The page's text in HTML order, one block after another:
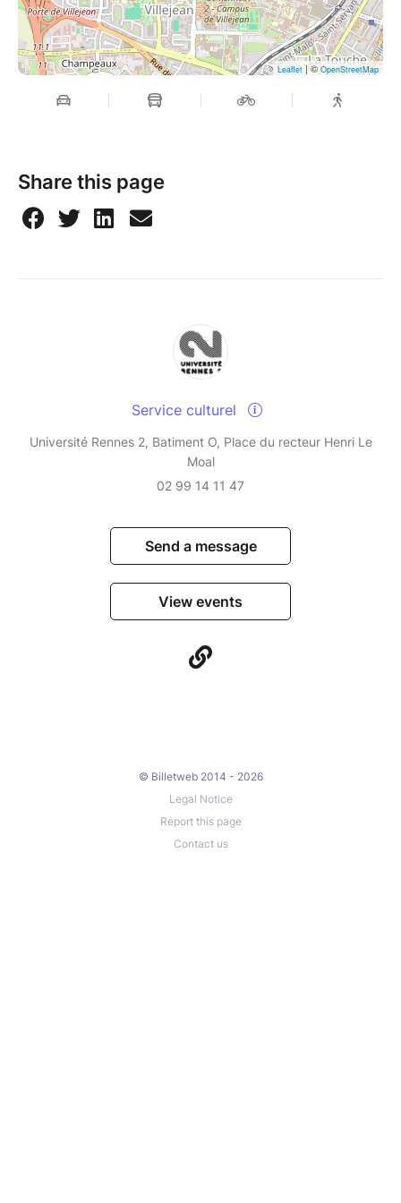
Leaflet | ©OpenStreetMap
Share this page
Service culturel
Université Rennes 2, Batiment O, Place du recteur Henri Le
Moal
02 99 14 11 47
Send a message
View events
© Billetweb 2014 - 2026
Legal Notice
Report this page
Contact us